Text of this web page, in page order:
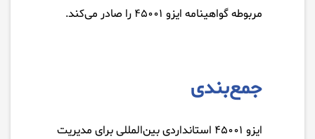
مربوطه گواهینامه ایزو ۴۵۰۰۱ را صادر می‌کند.
جمع‌بندی
ایزو ۴۵۰۰۱ استانداردی بین‌المللی برای مدیریت